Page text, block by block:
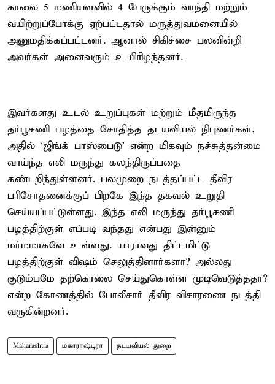
காலை 5 மணியளவில் 4 பேருக்கும் வாந்தி மற்றும்
வயிற்றுப்போக்கு ஏற்பட்டதால் மருத்துவமனையில்
அனுமதிக்கப்பட்டனர். ஆனால் சிகிச்சை பலனின்றி
அவர்கள் அனைவரும் உயிரிழந்தனர்.
இவர்களது உடல் உறுப்புகள் மற்றும் மீதமிருந்த
தர்பூசணி பழத்தை சோதித்த தடயவியல் நிபுணர்கள்,
அதில் ‘ஜிங்க் பாஸ்பைடு’ என்ற மிகவும் நச்சுத்தன்மை
வாய்ந்த எலி மருந்து கலந்திருப்பதை
கண்டறிந்துள்ளனர். பலமுறை நடத்தப்பட்ட தீவிர
பரிசோதனைக்குப் பிறகே இந்த தகவல் உறுதி
செய்யப்பட்டுள்ளது. இந்த எலி மருந்து தர்பூசணி
பழத்திற்குள் எப்படி வந்தது என்பது இன்னும்
மர்மமாகவே உள்ளது. யாராவது திட்டமிட்டு
பழத்திற்குள் விஷம் செலுத்தினார்களா? அல்லது
குடும்பமே தற்கொலை செய்துகொள்ள முடிவெடுத்ததா?
என்ற கோணத்தில் போலீசார் தீவிர விசாரணை நடத்தி
வருகின்றனர்.
Maharashtra மகாராஷ்டிரா தடயவியல் துறை